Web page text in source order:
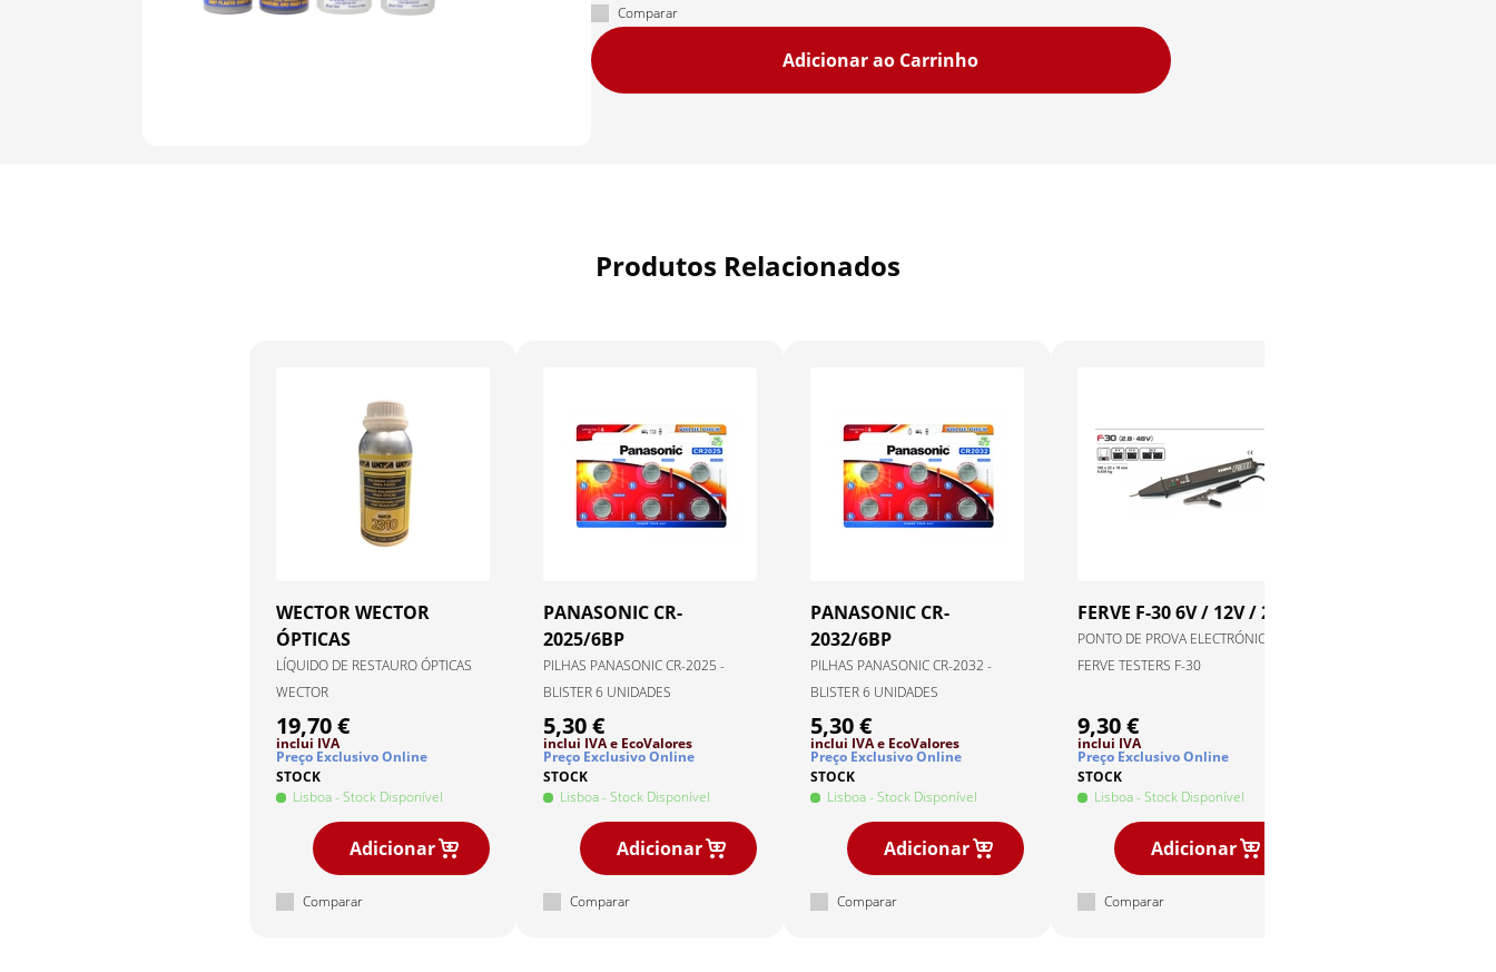
Comparar
Adicionar ao Carrinho
Produtos Relacionados
WECTORWECTOR
ÓPTICAS
LÍQUIDO DE RESTAURO ÓPTICAS
WECTOR
19,70 €
inclui IVA
Preço Exclusivo Online
STOCK
Lisboa- Stock Disponível
Adicionar
Comparar
PANASONIC CR-
2025/6BP
PILHAS PANASONIC CR-2025 -
BLISTER 6 UNIDADES
5,30 €
inclui IVAe EcoValores
Preço Exclusivo Online
STOCK
Lisboa- Stock Disponível
Adicionar
Comparar
PANASONIC CR-
2032/6BP
PILHAS PANASONIC CR-2032 -
BLISTER 6 UNIDADES
5,30 €
inclui IVAe EcoValores
Preço Exclusivo Online
STOCK
Lisboa- Stock Disponível
Adicionar
Comparar
FERVE F-30 6V / 12V / 24
PONTO DE PROVA ELECTRÓNICA
FERVE TESTERS F-30
9,30 €
inclui IVA
Preço Exclusivo Online
STOCK
Lisboa- Stock Disponível
Adicionar
Comparar